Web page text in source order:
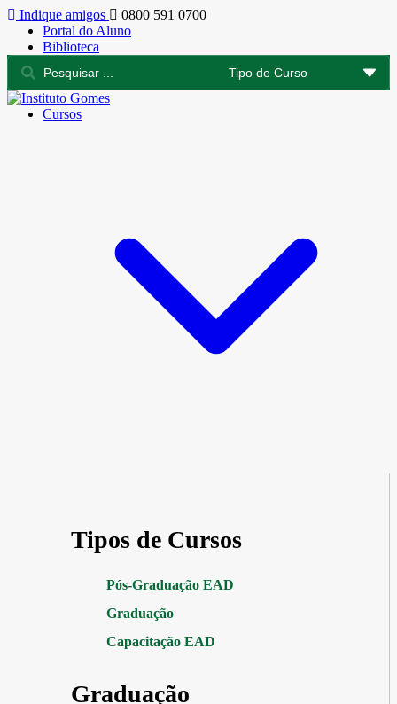
Indique amigos
0800 591 0700
Portal do Aluno
Biblioteca
Cursos
Tipos de Cursos
Pós-Graduação EAD
Graduação
Capacitação EAD
Graduação